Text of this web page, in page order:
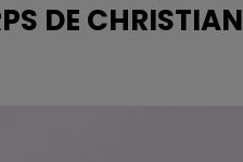
DE CHRISTIAN